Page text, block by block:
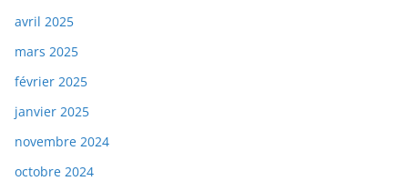
avril 2025
mars 2025
février 2025
janvier 2025
novembre 2024
octobre 2024